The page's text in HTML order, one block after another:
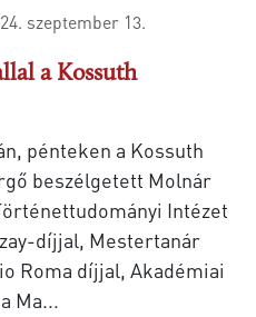
szeptember 13.
a Kossuth
pénteken a Kossuth
beszélgetett Molnár
Intézet
díjjal, Mestertanár
Roma díjjal, Akadémiai
Ma...